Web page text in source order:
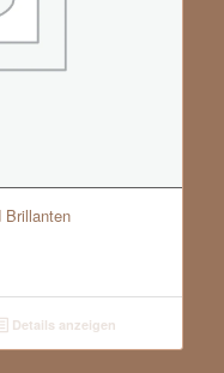
Brillanten
Details anzeigen